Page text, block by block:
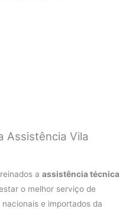
Assistência Vila
aassistência técnica
o melhor serviço de
e importados da